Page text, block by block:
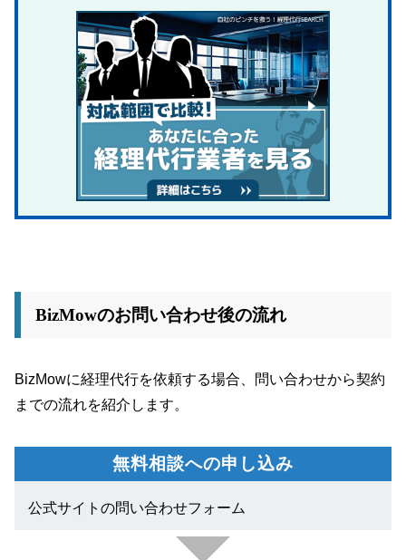
BizMowのお問い合わせ後の流れ
BizMowに経理代行を依頼する場合、問い合わせから契約
までの流れを紹介します。
無料相談への申し込み
公式サイトの問い合わせフォーム